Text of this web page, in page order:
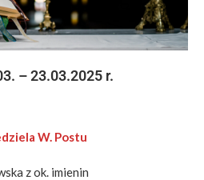
– 23.03.2025 r.
W. Postu
z ok. imienin